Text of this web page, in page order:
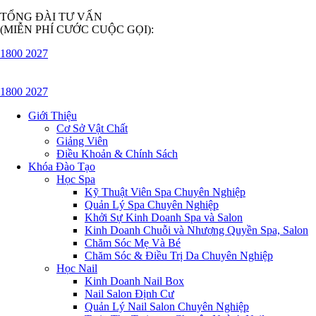
TỔNG ĐÀI TƯ VẤN
(MIỄN PHÍ CƯỚC CUỘC GỌI):
1800 2027
1800 2027
Giới Thiệu
Cơ Sở Vật Chất
Giảng Viên
Điều Khoản & Chính Sách
Khóa Đào Tạo
Học Spa
Kỹ Thuật Viên Spa Chuyên Nghiệp
Quản Lý Spa Chuyên Nghiệp
Khởi Sự Kinh Doanh Spa và Salon
Kinh Doanh Chuỗi và Nhượng Quyền Spa, Salon
Chăm Sóc Mẹ Và Bé
Chăm Sóc & Điều Trị Da Chuyên Nghiệp
Học Nail
Kinh Doanh Nail Box
Nail Salon Định Cư
Quản Lý Nail Salon Chuyên Nghiệp